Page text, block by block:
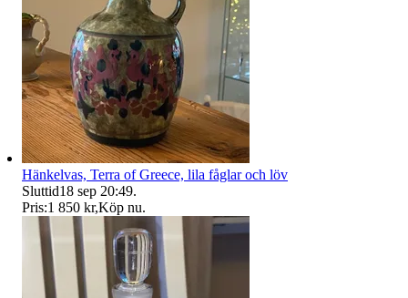
Hänkelvas, Terra of Greece, lila fåglar och löv
Sluttid18 sep 20:49.
Pris:1 850 kr,Köp nu.